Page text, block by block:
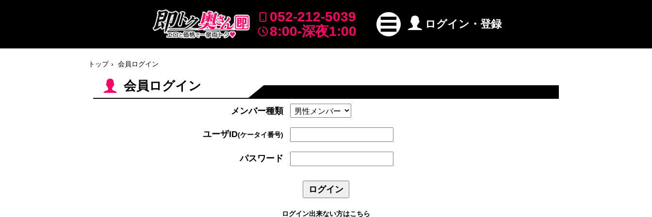
052-212-5039
8:00-深夜1:00
ログイン・登録
トップ 会員ログイン
会員ログイン
メンバー種類
ユーザID(ケータイ番号)
パスワード
ログイン出来ない方はこちら